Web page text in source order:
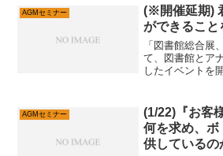
ナログゲーム資
ミ...
AGMセミナー
(※開催延期)
ができること
「図書館総合展
て、図書館とア
したイベントを
際に行われてい
図書館×ゲーム
AGMセミナー
(1/22)『お客
何を求め、ボ
供しているの